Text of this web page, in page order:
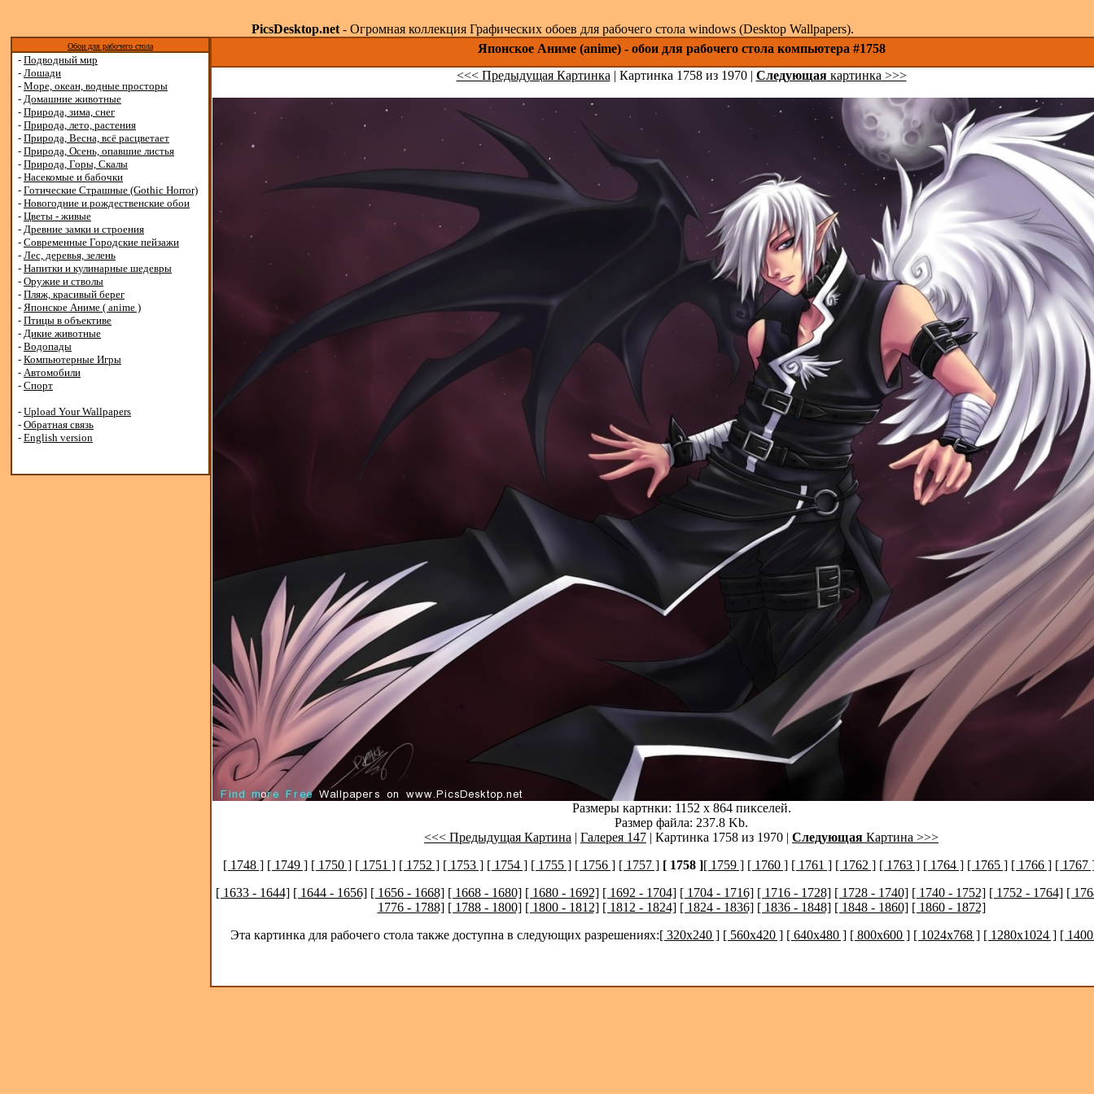
PicsDesktop.net- Огромная коллекция Графических обоев для рабочего стола windows (Desktop Wallpapers).
Обои для рабочего стола
- Подводный мир
- Лошади
- Море, океан, водные просторы
- Домашние животные
- Природа, зима, снег
- Природа, лето, растения
- Природа, Весна, всё расцветает
- Природа, Осень, опавшие листья
- Природа, Горы, Скалы
- Насекомые и бабочки
- Готические Страшные (Gothic Horror)
- Новогодние и рождественские обои
- Цветы - живые
- Древние замки и строения
- Современные Городские пейзажи
- Лес, деревья, зелень
- Напитки и кулинарные шедевры
- Оружие и стволы
- Пляж, красивый берег
- Японское Аниме ( anime )
- Птицы в объективе
- Дикие животные
- Водопады
- Компьютерные Игры
- Автомобили
- Спорт
- Upload Your Wallpapers
- Обратная связь
- English version
Японское Аниме (anime) - обои для рабочего стола компьютера #1758
<<< Предыдущая Картинка | Картинка 1758 из 1970 | Следующаякартинка >>>
Размеры картнки: 1152 x 864 пикселей.
Размер файла: 237.8 Kb.
<<< Предыдущая Картина | Галерея 147 | Картинка 1758 из 1970 | Следующая Картина >>>
[ 1748 ] [ 1749 ] [ 1750 ] [ 1751 ] [ 1752 ] [ 1753 ] [ 1754 ] [ 1755 ] [ 1756 ] [ 1757 ] [ 1758 ][ 1759 ] [ 1760 ] [ 1761 ] [ 1762 ] [ 1763 ] [ 1764 ] [ 1765 ] [ 1766 ] [ 1767
[ 1633 - 1644] [ 1644 - 1656] [ 1656 - 1668] [ 1668 - 1680] [ 1680 - 1692] [ 1692 - 1704] [ 1704 - 1716] [ 1716 - 1728] [ 1728 - 1740] [ 1740 - 1752] [ 1752 - 1764] [
1776 - 1788] [ 1788 - 1800] [ 1800 - 1812] [ 1812 - 1824] [ 1824 - 1836] [ 1836 - 1848] [ 1848 - 1860] [ 1860 - 1872]
Эта картинка для рабочего стола также доступна в следующих разрешениях:[ 320x240 ] [ 560x420 ] [ 640x480 ] [ 800x600 ] [ 1024x768 ] [ 1280x1024 ] [